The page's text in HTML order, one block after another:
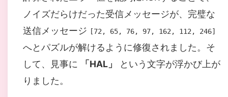
ノイズだらけだった受信メッセージが、完璧な
送信メッセージ
[72, 65, 76, 97, 162, 112, 246]
へとパズルが解けるように修復されました。そ
して、見事に
「HAL」
という文字が浮かび上が
りました。